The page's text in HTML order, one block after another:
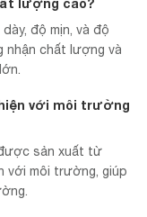
lượng cao?
độ mịn, và độ
nhận chất lượng và
với môi trường
sản xuất từ
với môi trường, giúp